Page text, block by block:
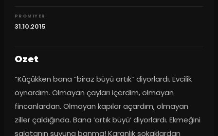
PROMIYER
31.10.2015
Ozet
“Küçükken bana “biraz büyü artık” diyorlardı. Evcilik
oynardım. Olmayan çayları içerdim, olmayan
fincanlardan. Olmayan kapılar açardım, olmayan
ziller çaldığında. Bana ‘artık büyü’ diyorlardı. Ekmeğini
salatanın suyuna banma! Karanlık sokaklardan